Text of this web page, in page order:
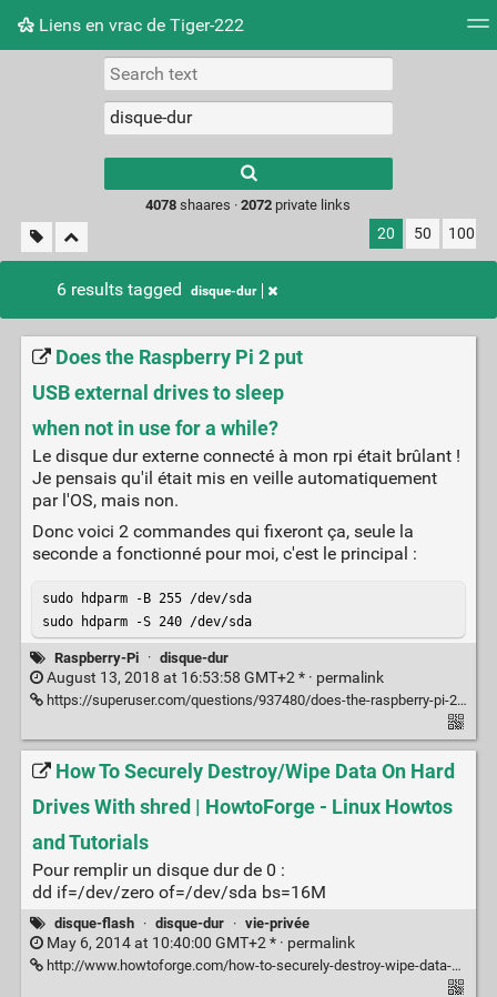
Liens en vrac de Tiger-222
Picture wall
results.
4078 shaares ·2072 private links
20 50 100
6 results tagged disque-dur
Does the Raspberry Pi 2 put
USB external drives to sleep
when not in use for a while?
Le disque dur externe connecté à mon rpi était brûlant !
Je pensais qu'il était mis en veille automatiquement
par l'OS, mais non.
Donc voici 2 commandes qui fixeront ça, seule la
seconde a fonctionné pour moi, c'est le principal :
sudo hdparm -B 255 /dev/sda
sudo hdparm -S 240 /dev/sda
Raspberry-Pi · disque-dur
August 13, 2018 at 16:53:58 GMT+2 * · permalink
https://superuser.com/questions/937480/does-the-raspberry-pi-2-put-usb-external-drives-to-sleep-when-not-in-use-for-a-w
How To Securely Destroy/Wipe Data On Hard
Drives With shred | HowtoForge - Linux Howtos
and Tutorials
Pour remplir un disque dur de 0 :
dd if=/dev/zero of=/dev/sda bs=16M
disque-flash · disque-dur · vie-privée
May 6, 2014 at 10:40:00 GMT+2 * · permalink
http://www.howtoforge.com/how-to-securely-destroy-wipe-data-on-hard-drives-with-shred